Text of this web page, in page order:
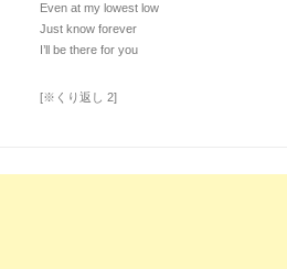
Even at my lowest low
Just know forever
I’ll be there for you
[※くり返し 2]